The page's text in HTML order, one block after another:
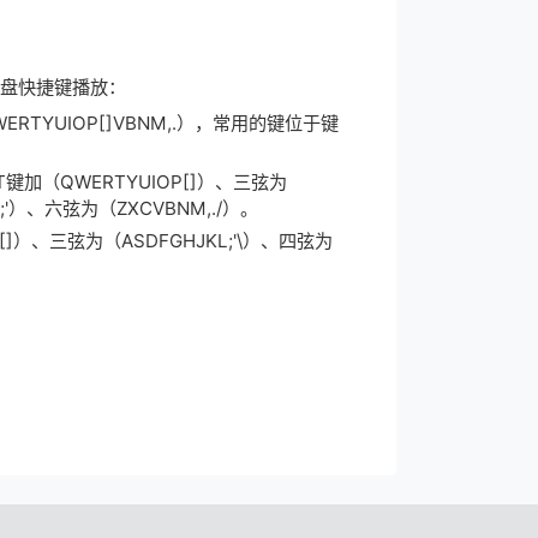
快捷键播放：
），常用的键位于键
加（QWERTYUIOP[]）、三弦为
、六弦为（ZXCVBNM,./）。
、三弦为（ASDFGHJKL;'\）、四弦为